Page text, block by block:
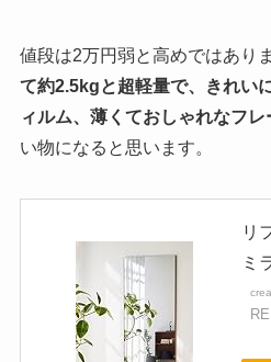
値段は2万円弱と高めではあり
て約2.5kgと超軽量で、きれい
ィルム、薄くておしゃれなフレ
い物になると思います。
リ
ミ